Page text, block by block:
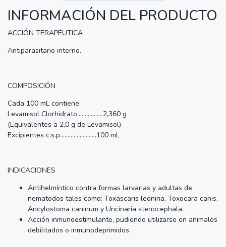
INFORMACIÓN DEL PRODUCTO
ACCIÓN TERAPÉUTICA
Antiparasitario interno.
COMPOSICIÓN
Cada 100 mL contiene:
Levamisol Clorhidrato.................2,360 g
(Equivalentes a 2,0 g de Levamisol)
Excipientes c.s.p........................100 mL
INDICACIONES
Antihelmíntico contra formas larvarias y adultas de
nematodos tales como: Toxascaris leonina, Toxocara canis,
Ancylostoma caninum y Uncinaria stenocephala.
Acción inmunoestimulante, pudiendo utilizarse en animales
debilitados o inmunodeprimidos.